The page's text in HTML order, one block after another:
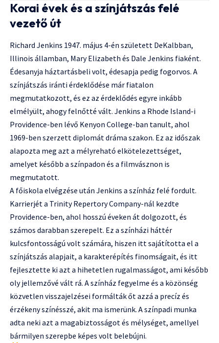
Korai évek és a színjátszás felé
vezető út
Richard Jenkins 1947. május 4-én született DeKalbban,
Illinois államban, Mary Elizabeth és Dale Jenkins fiaként.
Édesanyja háztartásbeli volt, édesapja pedig fogorvos. A
színjátszás iránti érdeklődése már fiatalon
megmutatkozott, és ez az érdeklődés egyre inkább
elmélyült, ahogy felnőtté vált. Jenkins a Rhode Island-i
Providence-ben lévő Kenyon College-ban tanult, ahol
1969-ben szerzett diplomát dráma szakon. Ez az időszak
alapozta meg azt a mélyreható elkötelezettséget,
amelyet később a színpadon és a filmvásznon is
megmutatott.
A főiskola elvégzése után Jenkins a színház felé fordult.
Karrierjét a Trinity Repertory Company-nál kezdte
Providence-ben, ahol hosszú éveken át dolgozott, és
számos darabban szerepelt. Ez a színházi háttér
kulcsfontosságú volt számára, hiszen itt sajátította el a
színjátszás alapjait, a karakterépítés finomságait, és itt
fejlesztette ki azt a hihetetlen rugalmasságot, ami később
oly jellemzővé vált rá. A színház fegyelme és a közönség
közvetlen visszajelzései formálták őt azzá a precíz és
érzékeny színésszé, akit ma ismerünk. A színpadi munka
adta neki azt a magabiztosságot és mélységet, amellyel
bármilyen szerepbe képes volt belebújni.